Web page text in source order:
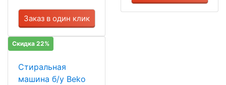
Заказ в один клик
Скидка 22%
Стиральная
машина б/у Beko